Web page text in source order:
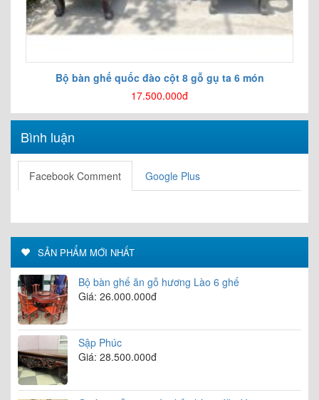
Bộ bàn ghế quốc đào cột 8 gỗ gụ ta 6 món
17.500.000đ
Bình luận
Facebook Comment Google Plus
SẢN PHẨM MỚI NHẤT
Bộ bàn ghế ăn gỗ hương Lào 6 ghế
Giá: 26.000.000đ
Sập Phúc
Giá: 28.500.000đ